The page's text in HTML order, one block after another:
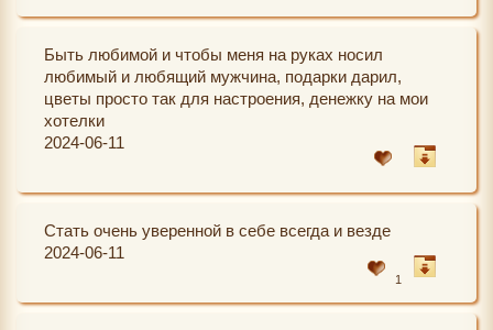
Быть любимой и чтобы меня на руках носил
любимый и любящий мужчина, подарки дарил,
цветы просто так для настроения, денежку на мои
хотелки
2024-06-11
Стать очень уверенной в себе всегда и везде
2024-06-11
1